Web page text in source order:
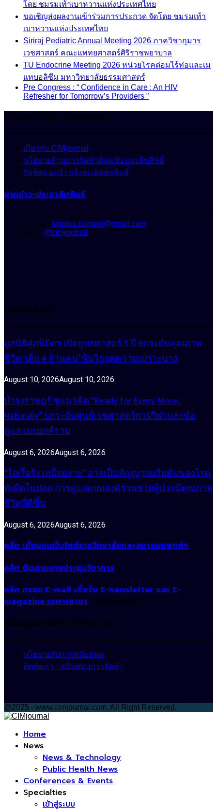
โดย ชมรมเท้าเบาหวานแห่งประเทศไทย
ขอเชิญส่งผลงานเข้าร่วมการประกวด จัดโดย ชมรมเท้า
เบาหวานแห่งประเทศไทย
Siriraj Pediatric Annual Meeting 2026 ภาควิชากุมาร
เวชศาสตร์ คณะแพทยศาสตร์ศิริราชพยาบาล
TU Endocrine Meeting 2026 หน่วยโรคต่อมไร้ท่อและเม
แทบอลิซึม มหาวิทยาลัยธรรมศาสตร์
Pre Congress : “ Confidence in Care : An HIV
Refresher for Tomorrow’s Providers ”
นโยบายเกี่ยวกับ CIMjournal
เกี่ยวกับ CIMjournal
นโยบายด้านการจัดทำต้นฉบับ และลิขสิทธิ์
รับข้อแนะนำ แจ้งละเมิดลิขสิทธิ์
ฝากข่าว-ประชาสัมพันธ์
E-mail : hwplus.content@gmail.com
Line : @cimjournal
บทความล่าสุด
มูลนิธิศุภนิมิตฯ เปิดยุทธศาสตร์ 5 ปี ยกระดับคุณภาพ
ชีวิต ‘เด็ก 4 ล้านคน’ พ้นวิกฤตความเปราะบาง
August 10, 2026August 10, 2026
บำรุงราษฎร์ ชูแนวคิด “Ready for Every Move,
Naturally” ยกระดับศูนย์เวชศาสตร์การกีฬาและข้อ
ดูแลแบบองค์รวม
August 6, 2026August 6, 2026
“ไอเรื้อรัง เหนื่อยง่าย” อาจเป็นสัญญาณเริ่มต้นของโรค
พังผืดในปอด การดูแลแบบองค์รวมช่วยผู้ป่วยมีคุณภาพ
ชีวิตที่ดีขึ้น
August 6, 2026August 6, 2026
คลิก เยี่ยมชมเว็บไซต์ราชวิทยาลัยและสมาคมแพทย์ฯ
คลิก ติดตามงานประชุมวิชาการ
คลิก กรอก E-mail เพื่อรับ E-newsletter และ E-
magazine เฉพาะสาขา (เฉพาะแพทย์)
สนับสนุนการจัดทำ CIMjournal
นโยบายรับการสนับสนุน
ติดต่อเรา - สนับสนุนการจัดทำ
@2025 - www.cimjournal.com. All Right Reserved.
Home
News
News & Technology
Public Health News
Conferences & Events
Specialties
เข้าสู่ระบบ